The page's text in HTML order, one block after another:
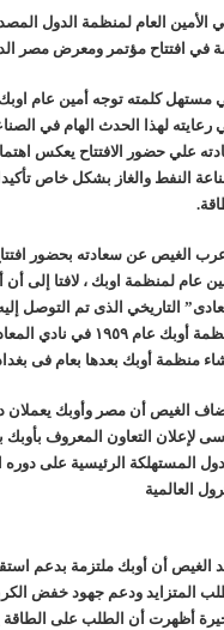
الأمين العام لمنظمة الدول
في افتتاح مؤتمر ومعرض مصر
مستهل كلمته توجه أمين عام
رعايته لهذا الحدث الهام في
علي حضور الافتتاح يعكس
النفط والغاز بشكل خاص
الغيص عن سعادته بحضور
عام لمنظمة اوبك ، لافتا إلى
التاريخي الذى تم
لمنظمة أوبك عام
منظمة أوبك بعدها بعام فى
الغيص أن مصر وأوبك يعملان
لإعلان التعاون المعروف
المستهلكة الرئيسية على دوره
العالمية
الغيص أن أوبك ملتزمة بدعم
المتزايد ودعم جهود خفض
أظهرت أن الطلب على